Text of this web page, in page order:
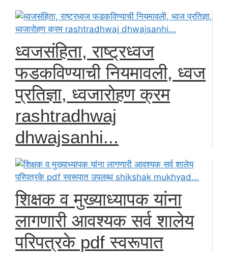
ध्वजसंहिता, राष्ट्रध्वज
फडकविण्याची नियमावली, ध्वज
प्रतिज्ञा, ध्वजारोहण क्रम
rashtradhwaj
dhwajsanhi...
शिक्षक व मुख्याध्यापक यांना
लागणारी आवश्यक सर्व शालेय
परिपत्रके pdf स्वरूपात